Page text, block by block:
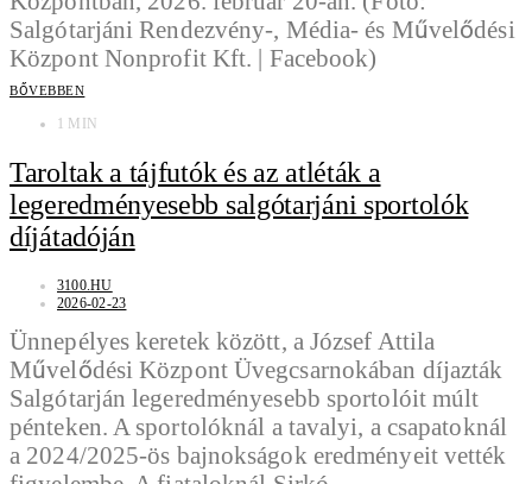
BŐVEBBEN
1 MIN
Taroltak a tájfutók és az atléták a
legeredményesebb salgótarjáni sportolók
díjátadóján
3100.HU
2026-02-23
Ünnepélyes keretek között, a József Attila
Művelődési Központ Üvegcsarnokában díjazták
Salgótarján legeredményesebb sportolóit múlt
pénteken. A sportolóknál a tavalyi, a csapatoknál
a 2024/2025-ös bajnokságok eredményeit vették